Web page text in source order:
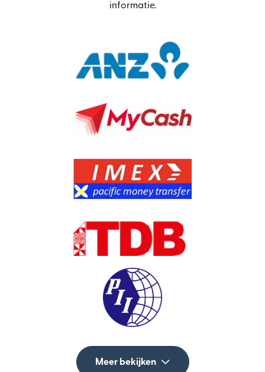
informatie.
Meer bekijken